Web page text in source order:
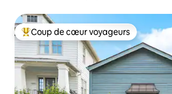
Coups de cœur voyageurs les plus
Coup de cœur voyageurs